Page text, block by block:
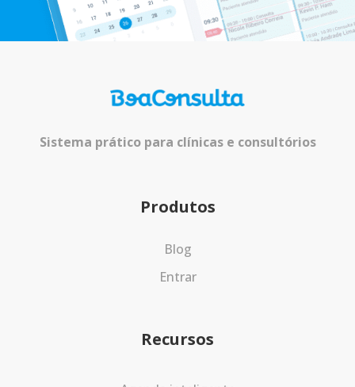
Sistema prático para clínicas e consultórios
Produtos
Blog
Entrar
Recursos